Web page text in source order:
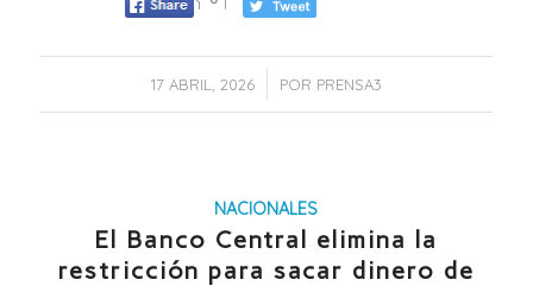
17 ABRIL, 2026
/ POR PRENSA3
NACIONALES
El Banco Central elimina la
restricción para sacar dinero de